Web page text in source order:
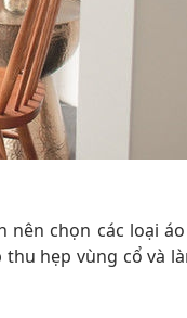
chọn các loại
hẹp vùng cổ và